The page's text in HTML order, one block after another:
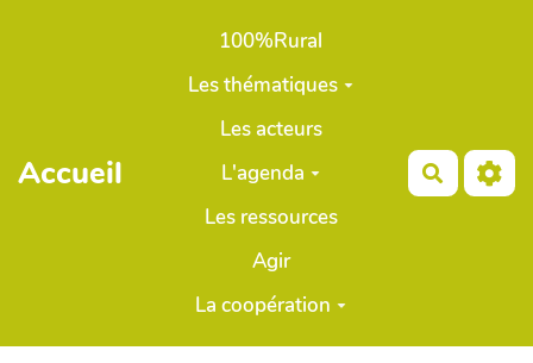
Aller au contenu principal
Accueil
100%Rural
Les thématiques
Les acteurs
L'agenda
Les ressources
Agir
La coopération